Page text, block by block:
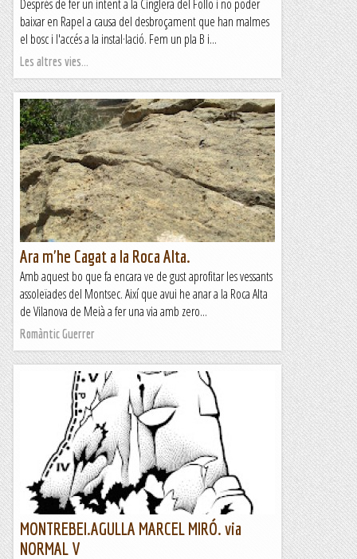
Després de fer un intent a la Cinglera del Follo i no poder
baixar en Rapel a causa del desbroçament que han malmes
el bosc i l'accés a la instal·lació. Fem un pla B i...
Les altres vies...
Ara m'he Cagat a la Roca Alta.
Amb aquest bo que fa encara ve de gust aprofitar les vessants
assoleïades del Montsec. Així que avui he anar a la Roca Alta
de Vilanova de Meià a fer una via amb zero...
Romàntic Guerrer
MONTREBEI.AGULLA MARCEL MIRÓ. via
NORMAL V